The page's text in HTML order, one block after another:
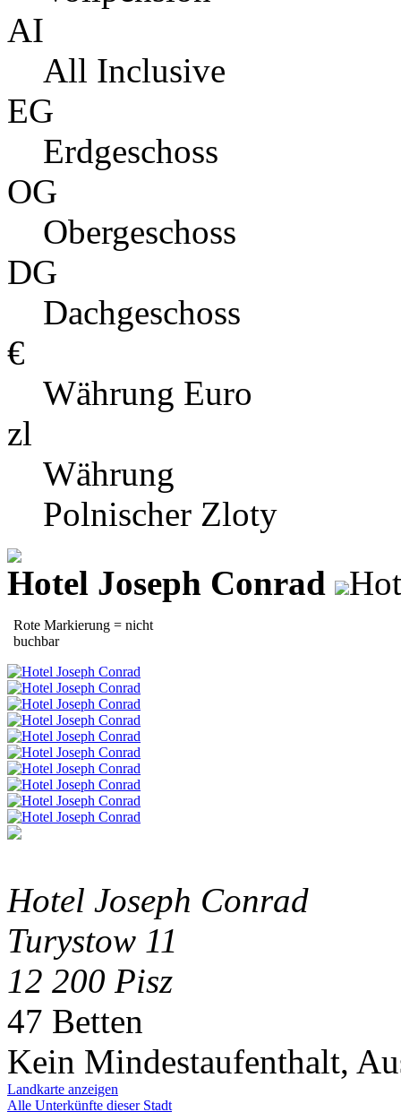
AI
All Inclusive
EG
Erdgeschoss
OG
Obergeschoss
DG
Dachgeschoss
€
Währung Euro
zl
Währung
Polnischer Zloty
Hotel Joseph Conrad
Rote Markierung = nicht
buchbar
Hotel Joseph Conrad
Turystow 11
12 200 Pisz
47 Betten
Kein Mindestaufenthalt,
Landkarte anzeigen
Alle Unterkünfte dieser Stadt